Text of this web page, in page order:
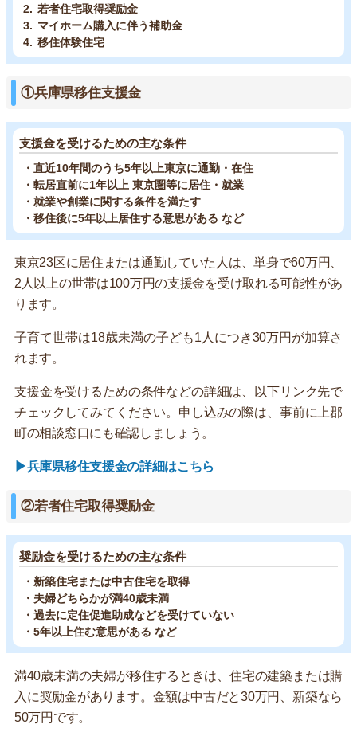
若者住宅取得奨励金
マイホーム購入に伴う補助金
移住体験住宅
①兵庫県移住支援金
支援金を受けるための主な条件
・直近10年間のうち5年以上東京に通勤・在住
・転居直前に1年以上 東京圏等に居住・就業
・就業や創業に関する条件を満たす
・移住後に5年以上居住する意思がある など
東京23区に居住または通勤していた人は、単身で60万円、
2人以上の世帯は100万円の支援金を受け取れる可能性があ
ります。
子育て世帯は18歳未満の子ども1人につき30万円が加算さ
れます。
支援金を受けるための条件などの詳細は、以下リンク先で
チェックしてみてください。申し込みの際は、事前に上郡
町の相談窓口にも確認しましょう。
▶兵庫県移住支援金の詳細はこちら
②若者住宅取得奨励金
奨励金を受けるための主な条件
・新築住宅または中古住宅を取得
・夫婦どちらかが満40歳未満
・過去に定住促進助成などを受けていない
・5年以上住む意思がある など
満40歳未満の夫婦が移住するときは、住宅の建築または購
入に奨励金があります。金額は中古だと30万円、新築なら
50万円です。